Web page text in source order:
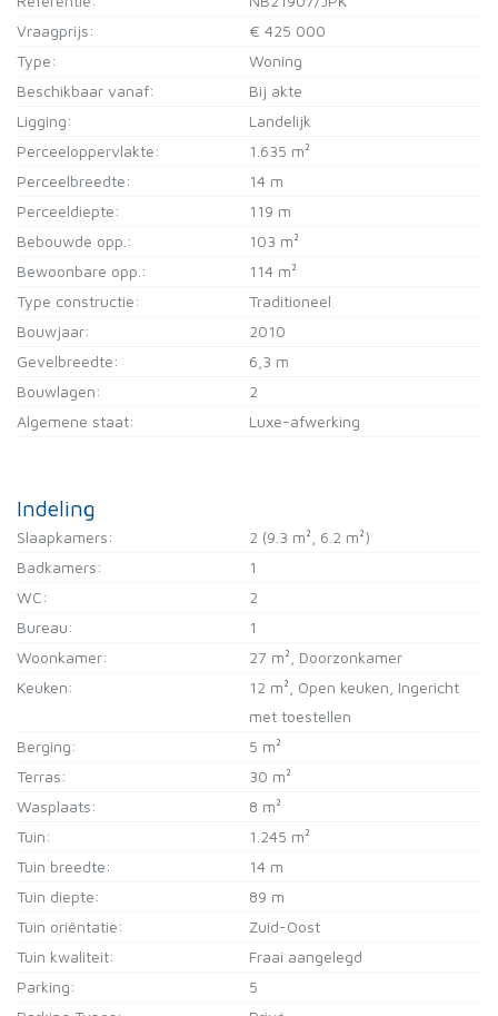
Vraagprijs:
€ 425 000
Type:
Woning
Beschikbaar vanaf:
Bij akte
Ligging:
Landelijk
Perceeloppervlakte:
1.635 m²
Perceelbreedte:
14 m
Perceeldiepte:
119 m
Bebouwde opp.:
103 m²
Bewoonbare opp.:
114 m²
Type constructie:
Traditioneel
Bouwjaar:
2010
Gevelbreedte:
6,3 m
Bouwlagen:
2
Algemene staat:
Luxe-afwerking
Indeling
Slaapkamers: 2 (9.3 m², 6.2 m²)
Badkamers:
1
WC:
2
Bureau:
1
Woonkamer:
27 m² , Doorzonkamer
Keuken:
12 m² , Open keuken, Ingericht
met toestellen
Berging:
5 m²
Terras:
30 m²
Wasplaats:
8 m²
Tuin:
1.245 m²
Tuin breedte:
14 m
Tuin diepte:
89 m
Tuin oriëntatie:
Zuid-Oost
Tuin kwaliteit:
Fraai aangelegd
Parking:
5